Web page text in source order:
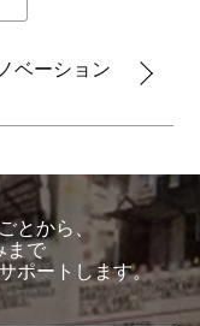
ベーション
とから、
まで
ポートします。